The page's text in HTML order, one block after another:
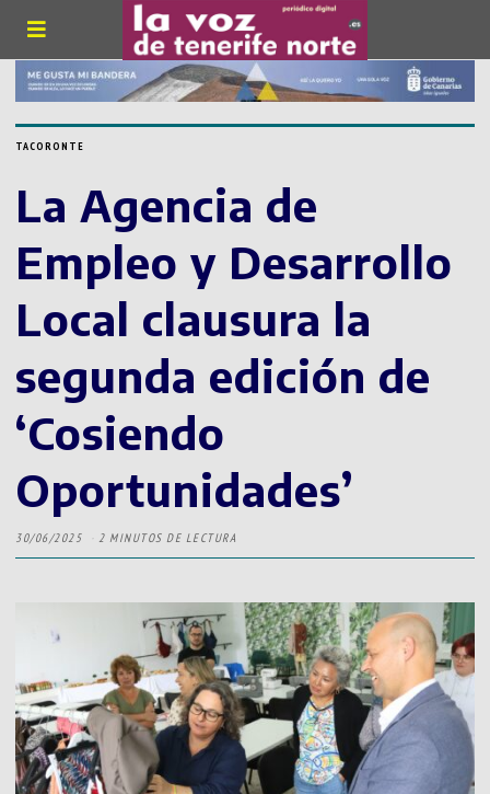
TACORONTE
La Agencia de
Empleo y Desarrollo
Local clausura la
segunda edición de
‘Cosiendo
Oportunidades’
30/06/2025 2 MINUTOS DE LECTURA